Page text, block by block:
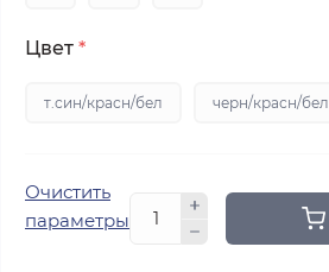
Цвет *
т.син/красн/бел черн/красн/бел
Очистить
параметры